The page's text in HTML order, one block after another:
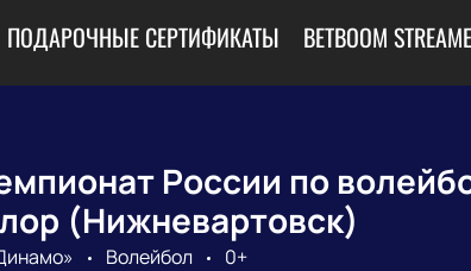
ПОДАРОЧНЫЕ СЕРТИФИКАТЫ BETBOOM
России по
(Нижневартовск)
Волейбол
0+